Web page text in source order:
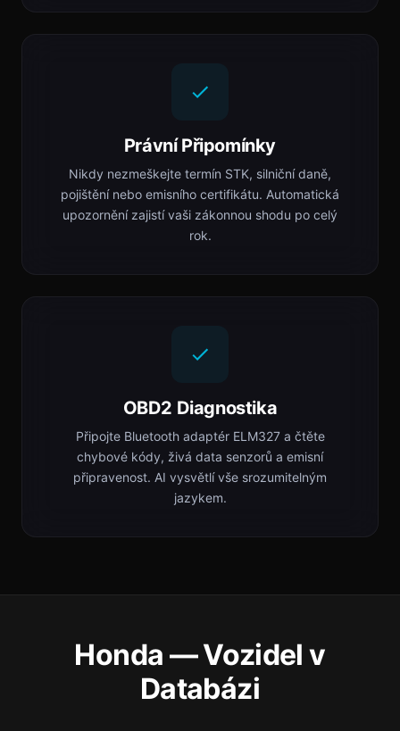
Právní Připomínky
Nikdy nezmeškejte termín STK, silniční daně,
pojištění nebo emisního certifikátu. Automatická
upozornění zajistí vaši zákonnou shodu po celý
rok.
OBD2 Diagnostika
Připojte Bluetooth adaptér ELM327 a čtěte
chybové kódy, živá data senzorů a emisní
připravenost. AI vysvětlí vše srozumitelným
jazykem.
Honda — Vozidel v
Databázi